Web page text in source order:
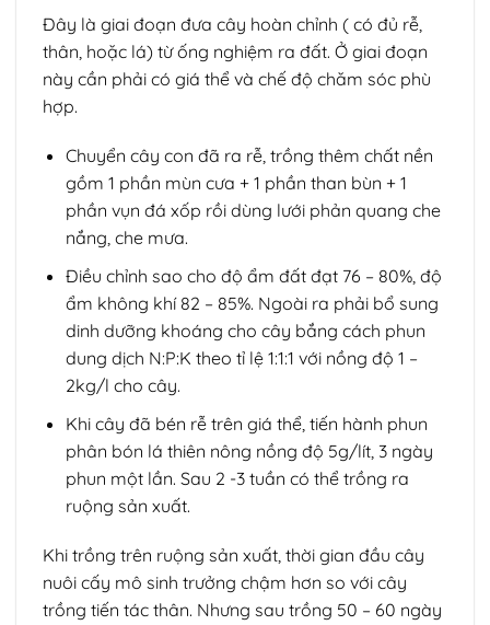
Đây là giai đoạn đưa cây hoàn chỉnh ( có đủ rễ,
thân, hoặc lá) từ ống nghiệm ra đất. Ở giai đoạn
này cần phải có giá thể và chế độ chăm sóc phù
hợp.
Chuyển cây con đã ra rễ, trồng thêm chất nền
gồm 1 phần mùn cưa + 1 phần than bùn + 1
phần vụn đá xốp rồi dùng lưới phản quang che
nắng, che mưa.
Điều chỉnh sao cho độ ẩm đất đạt 76 – 80%, độ
ẩm không khí 82 – 85%. Ngoài ra phải bổ sung
dinh dưỡng khoáng cho cây bắng cách phun
dung dịch N:P:K theo tỉ lệ 1:1:1 với nồng độ 1 –
2kg/l cho cây.
Khi cây đã bén rễ trên giá thể, tiến hành phun
phân bón lá thiên nông nồng độ 5g/lít, 3 ngày
phun một lần. Sau 2 -3 tuần có thể trồng ra
ruộng sản xuất.
Khi trồng trên ruộng sản xuất, thời gian đầu cây
nuôi cấy mô sinh trưởng chậm hơn so với cây
trồng tiến tác thân. Nhưng sau trồng 50 – 60 ngày